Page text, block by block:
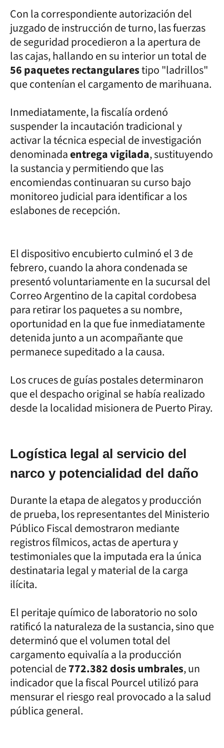
Con la correspondiente autorización del
juzgado de instrucción de turno, las fuerzas
de seguridad procedieron a la apertura de
las cajas, hallando en su interior un total de
56 paquetes rectangularestipo "ladrillos"
que contenían el cargamento de marihuana.
Inmediatamente, la fiscalía ordenó
suspender la incautación tradicional y
activar la técnica especial de investigación
denominadaentrega vigilada, sustituyendo
la sustancia y permitiendo que las
encomiendas continuaran su curso bajo
monitoreo judicial para identificar a los
eslabones de recepción.
El dispositivo encubierto culminó el 3 de
febrero, cuando la ahora condenada se
presentó voluntariamente en la sucursal del
Correo Argentino de la capital cordobesa
para retirar los paquetes a su nombre,
oportunidad en la que fue inmediatamente
detenida junto a un acompañante que
permanece supeditado a la causa.
Los cruces de guías postales determinaron
que el despacho original se había realizado
desde la localidad misionera de Puerto Piray.
Logística legal al servicio del
narco y potencialidad del daño
Durante la etapa de alegatos y producción
de prueba, los representantes del Ministerio
Público Fiscal demostraron mediante
registros fílmicos, actas de apertura y
testimoniales que la imputada era la única
destinataria legal y material de la carga
ilícita.
El peritaje químico de laboratorio no solo
ratificó la naturaleza de la sustancia, sino que
determinó que el volumen total del
cargamento equivalía a la producción
potencial de772.382 dosis umbrales, un
indicador que la fiscal Pourcel utilizó para
mensurar el riesgo real provocado a la salud
pública general.